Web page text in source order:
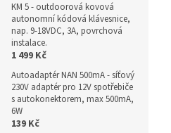
KM 5 - outdoorová kovová
autonomní kódová klávesnice,
nap. 9-18VDC, 3A, povrchová
instalace.
1 499 Kč
Autoadaptér NAN 500mA - síťový
230V adaptér pro 12V spotřebiče
s autokonektorem, max 500mA,
6W
139 Kč